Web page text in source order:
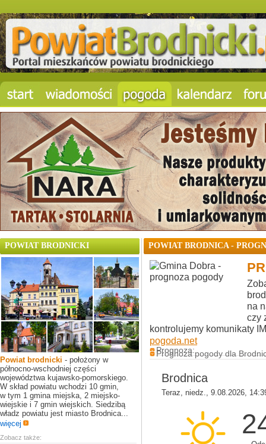
POWIAT BRODNICKI
Powiat brodnicki - położony w
północno-wschodniej części
województwa kujawsko-pomorskiego.
W skład powiatu wchodzi 10 gmin,
w tym 1 gmina miejska, 2 miejsko-
wiejskie i 7 gmin wiejskich. Siedzibą
władz powiatu jest miasto Brodnica...
więcej
Zobacz także:
POWIAT BRODNICA -
na
czy
kontrolujemy komunikaty
Prognoza:
pogoda.net
Prognoza pogody dla